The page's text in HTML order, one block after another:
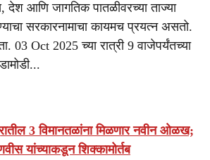
देश आणि जागतिक पातळीवरच्या ताज्या
सरकारनामाचा कायमच प्रयत्न असतो.
Oct 2025 च्या रात्री 9 वाजेपर्यंतच्या
3 विमानतळांना मिळणार नवीन ओळख;
यांच्याकडून शिक्कामोर्तब